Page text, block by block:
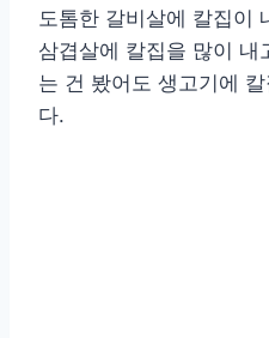
도톰한 갈비살에 칼집이
삼겹살에 칼집을 많이 내
는 건 봤어도 생고기에
다.